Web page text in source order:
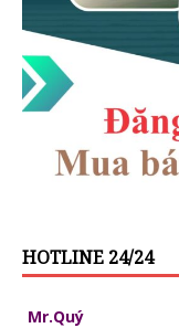
HOTLINE 24/24
Mr.Quý